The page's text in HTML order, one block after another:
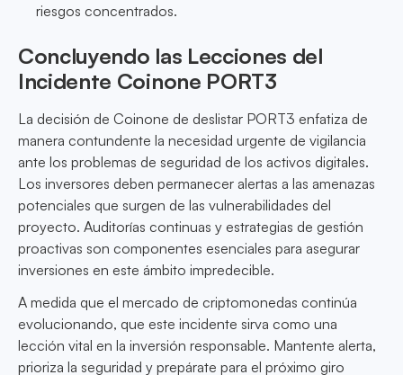
riesgos concentrados.
Concluyendo las Lecciones del
Incidente Coinone PORT3
La decisión de Coinone de deslistar PORT3 enfatiza de
manera contundente la necesidad urgente de vigilancia
ante los problemas de seguridad de los activos digitales.
Los inversores deben permanecer alertas a las amenazas
potenciales que surgen de las vulnerabilidades del
proyecto. Auditorías continuas y estrategias de gestión
proactivas son componentes esenciales para asegurar
inversiones en este ámbito impredecible.
A medida que el mercado de criptomonedas continúa
evolucionando, que este incidente sirva como una
lección vital en la inversión responsable. Mantente alerta,
prioriza la seguridad y prepárate para el próximo giro